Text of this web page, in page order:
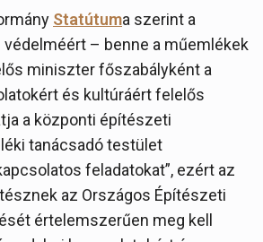
Statútuma szerint a
– benne a műemlékek
miniszter főszabályként a
és kultúráért felelős
a központi építészeti
tanácsadó testület
feladatokat”, ezért az
az Országos Építészeti
értelemszerűen meg kell